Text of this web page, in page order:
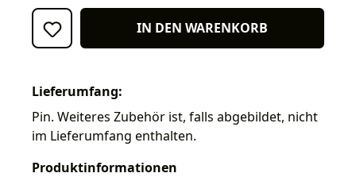
IN DEN WARENKORB
Lieferumfang:
Pin. Weiteres Zubehör ist, falls abgebildet, nicht
im Lieferumfang enthalten.
Produktinformationen